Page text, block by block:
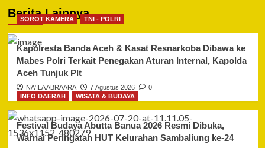
Berita Lainnya
SOROT KAMERA TNI - POLRI
Kapolresta Banda Aceh & Kasat Resnarkoba Dibawa ke
Mabes Polri Terkait Penegakan Aturan Internal, Kapolda
Aceh Tunjuk Plt
NA'ILA ABRAARA 7 Agustus 2026
0
INFO DAERAH
WISATA & BUDAYA
Festival Budaya Abutta Banua 2026 Resmi Dibuka,
Warnai Peringatan HUT Kelurahan Sambaliung ke-24